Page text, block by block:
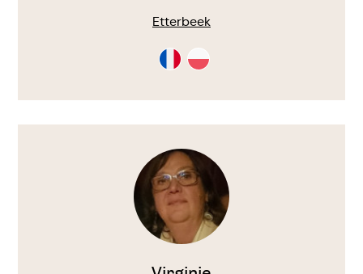
Etterbeek
Consultation
en
Consultation
en
Voir